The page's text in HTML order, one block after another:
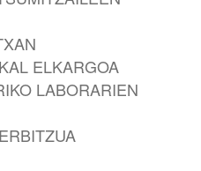
ELKARGOA
LABORARIEN